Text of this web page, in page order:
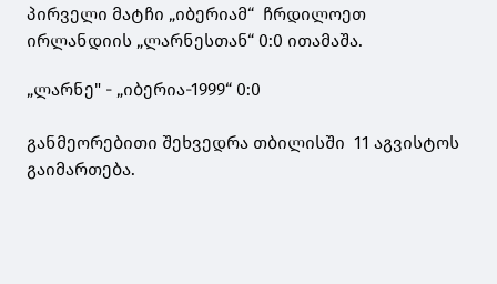
პირველი მატჩი „იბერიამ“ ჩრდილოეთ
ირლანდიის „ლარნესთან“ 0:0 ითამაშა.
„ლარნე" - „იბერია-1999“ 0:0
განმეორებითი შეხვედრა თბილისში 11 აგვისტოს
გაიმართება.